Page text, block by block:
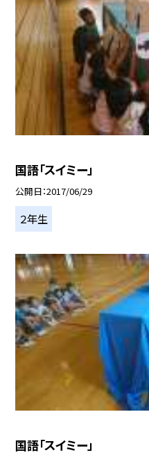
国語「スイミー」
公開日 2017/06/29
２年生
国語「スイミー」